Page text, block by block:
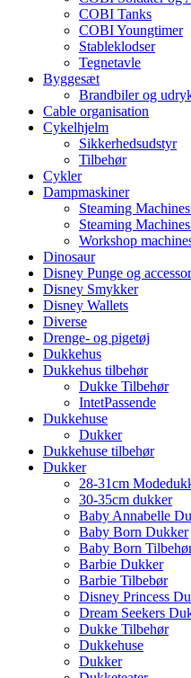
COBI Tanks
COBI Youngtimer
Stableklodser
Tegnetavle
Byggesæt
Brandbiler og
Cable organisation
Cykelhjelm
Sikkerhedsudstyr
Tilbehør
Cykler
Dampmaskiner
Steaming
Steaming
Workshop
Dinosaur
Disney Punge og
Disney Smykker
Disney Wallets
Diverse
Drenge- og pigetøj
Dukkehus
Dukkehus tilbehør
Dukke Tilbehør
IntetPassende
Dukkehuse
Dukker
Dukkehuse tilbehør
Dukker
28-31cm
30-35cm dukker
Baby Annabelle
Baby Born Dukker
Baby Born
Barbie Dukker
Barbie Tilbebør
Disney Princess
Dream Seekers
Dukke Tilbehør
Dukkehuse
Dukker